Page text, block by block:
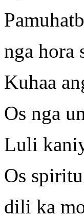
nga hora
Kuhaa
Os nga
Luli
Os
dili ka